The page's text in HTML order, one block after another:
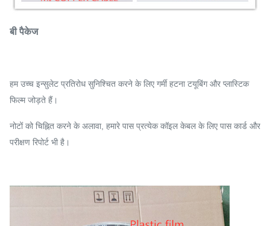
बी पैकेज
हम उच्च इन्सुलेट प्रतिरोध सुनिश्चित करने के लिए गर्मी हटना टयूबिंग और प्लास्टिक
फिल्म जोड़ते हैं।
नोटों को चिह्नित करने के अलावा, हमारे पास प्रत्येक कॉइल केबल के लिए पास कार्ड और
परीक्षण रिपोर्ट भी है।